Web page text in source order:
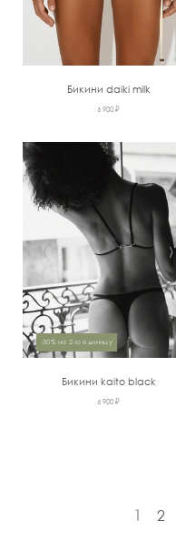
Бикини daiki milk
6 900 ₽
‹ ›
-30% на 2-ю единицу
Бикини kaito black
6 900 ₽
1 2